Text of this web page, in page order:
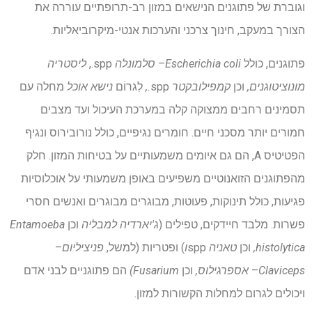
וגוברת של פתוגנים הנישאים במזון רב-תרופתיים עוררה את
הצורך במעקב, חינוך צרכני והערכות אנטי-מיקרוביאליות.
פתוגנים, כולל Escherichia coli
– סלמונלה
ליסטריה
מונוציטוגנים, וכן קמפילובקטר spp
., לִגרוֹם נישא אוכל מחלה עם
תסמינים רחבים ממצוקה קלה במערכת העיכול ועד מצבים
חמורים יותר מסכני חיים. חומרים נגיפיים, כולל נורובירוס ונגיף
הפטיטיס A, הם גם איומים משמעותיים על בטיחות המזון. חלק
מהפתוגנים הזואנוטיים משפיעים באופן משמעותי על אוכלוסיות
פגיעות, כולל תינוקות, פעוטות, מבוגרים מבוגרים ואנשים חסרי
פשרות. מלבד חיידקים, טפילים (ג'יארדיה למבליה וכן Entamoeba
histolytica, וכן טאניה sppו) ופטריות (למשל, פניציליום–
Claviceps
– אספרגילוס, וכן
הם פתוגניים לבני אדם
ויכולים לגרום למחלות הקשורות למזון.